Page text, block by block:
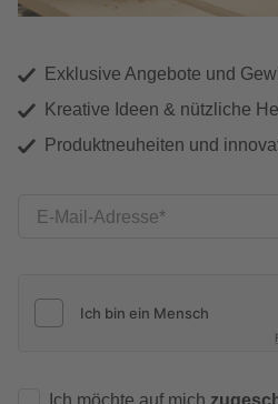
Exklusive Angebote und
Kreative Ideen & nützliche
Produktneuheiten und
E-Mail-Adresse